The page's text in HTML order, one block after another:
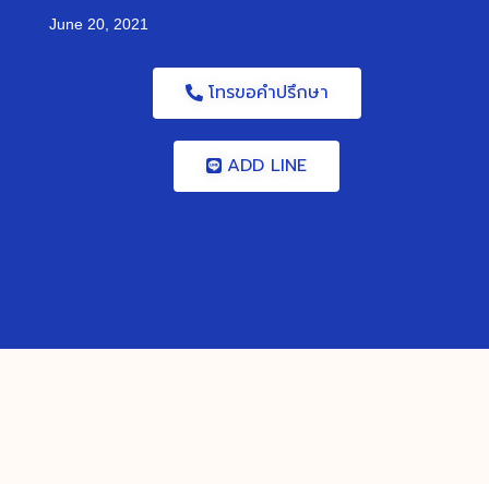
June 20, 2021
โทรขอคำปรึกษา
ADD LINE